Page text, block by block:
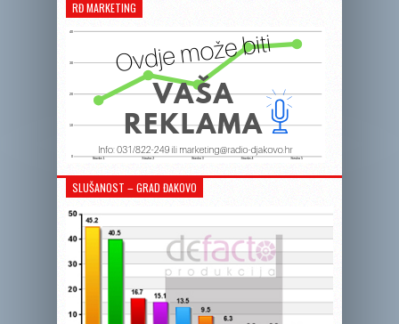
RĐ MARKETING
SLUŠANOST – GRAD ĐAKOVO